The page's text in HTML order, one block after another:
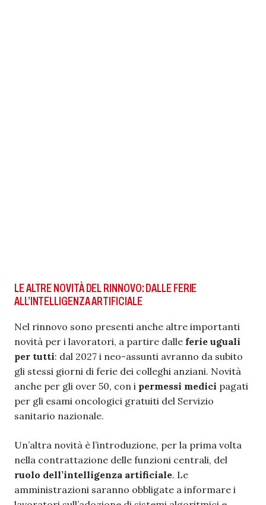
LE ALTRE NOVITÀ DEL RINNOVO: DALLE FERIE
ALL’INTELLIGENZA ARTIFICIALE
Nel rinnovo sono presenti anche altre importanti
novità per i lavoratori, a partire dalle ferie uguali
per tutti: dal 2027 i neo-assunti avranno da subito
gli stessi giorni di ferie dei colleghi anziani. Novità
anche per gli over 50, con i permessi medici pagati
per gli esami oncologici gratuiti del Servizio
sanitario nazionale.
Un’altra novità è l’introduzione, per la prima volta
nella contrattazione delle funzioni centrali, del
ruolo dell’intelligenza artificiale. Le
amministrazioni saranno obbligate a informare i